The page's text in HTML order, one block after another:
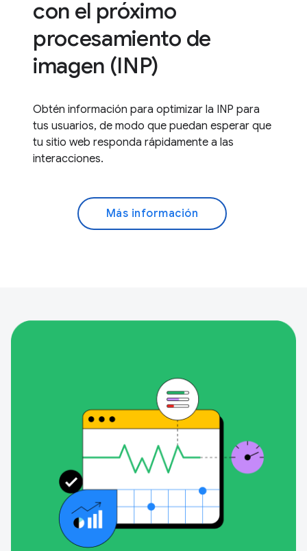
con el próximo
procesamiento de
imagen (INP)
Obtén información para optimizar la INP para
tus usuarios, de modo que puedan esperar que
tu sitio web responda rápidamente a las
interacciones.
Más información